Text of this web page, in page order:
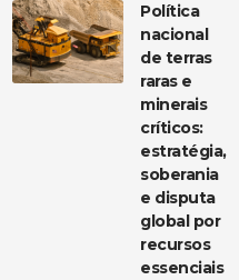
Política
nacional
de terras
raras e
minerais
críticos:
estratégia,
soberania
e disputa
global por
recursos
essenciais